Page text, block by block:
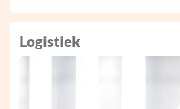
Logistiek